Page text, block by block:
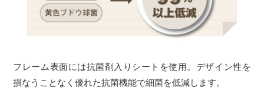
フレーム表面には抗菌剤入りシートを使用。デザイン性を
損なうことなく優れた抗菌機能で細菌を低減します。